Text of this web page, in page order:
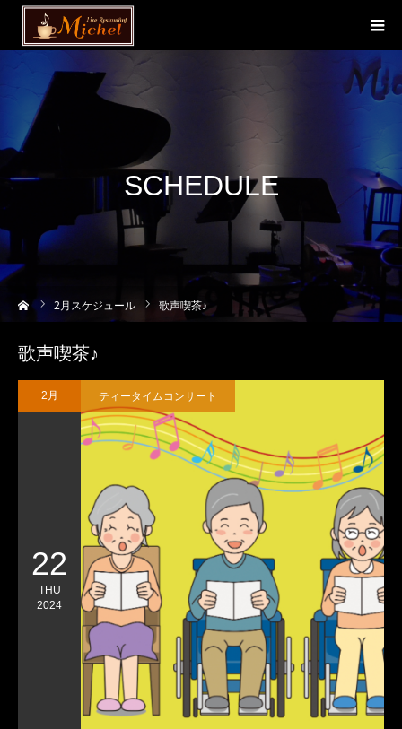
SCHEDULE
2月スケジュール 歌声喫茶♪
歌声喫茶♪
2月
22
THU
2024
ティータイムコンサート